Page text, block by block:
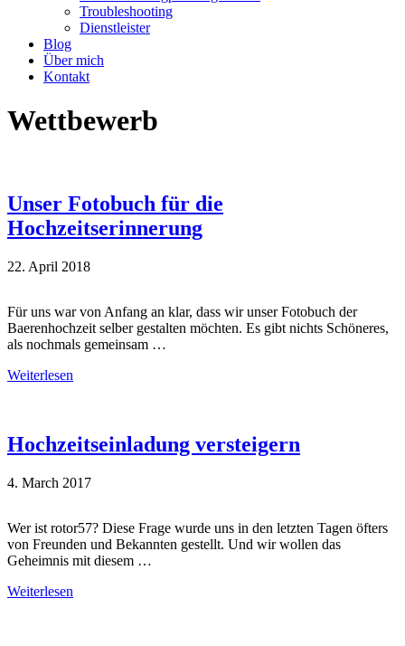
Troubleshooting
Dienstleister
Blog
Über mich
Kontakt
Wettbewerb
Unser Fotobuch für die
Hochzeitserinnerung
22. April 2018
Für uns war von Anfang an klar, dass wir unser Fotobuch der
Baerenhochzeit selber gestalten möchten. Es gibt nichts Schöneres,
als nochmals gemeinsam …
Weiterlesen
Hochzeitseinladung versteigern
4. March 2017
Wer ist rotor57? Diese Frage wurde uns in den letzten Tagen öfters
von Freunden und Bekannten gestellt. Und wir wollen das
Geheimnis mit diesem …
Weiterlesen